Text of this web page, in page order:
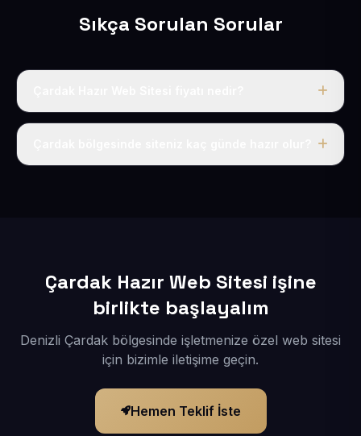
Sıkça Sorulan Sorular
Tek fiyat uygulanır: yıllık 50 USD + KDV. Bu bedele alan
Çardak Hazır Web Sitesi işine
birlikte başlayalım
Denizli Çardak bölgesinde işletmenize özel web sitesi
için bizimle iletişime geçin.
Hemen Teklif İste